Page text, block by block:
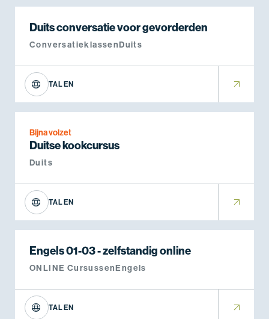
Duits conversatie voor gevorderden
ConversatieklassenDuits
TALEN
Bijna volzet
Duitse kookcursus
Duits
TALEN
Engels 01-03 - zelfstandig online
ONLINE CursussenEngels
TALEN